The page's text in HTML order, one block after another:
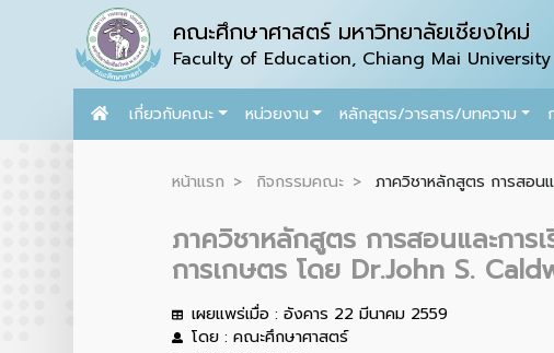
คณะศึกษาศาสตร์ มหาวิทยาลัยเชียงใหม่
Faculty of Education, Chiang Mai University
เกี่ยวกับคณะ หน่วยงาน หลักสูตร/วารสาร/บทความ
หน้าแรก กิจกรรมคณะ ภาควิชาหลักสูตร การสอน
ภาควิชาหลักสูตร การสอนและก
การเกษตร โดย Dr.John S.
เผยแพร่เมื่อ : อังคาร 22 มีนาคม 2559
โดย : คณะศึกษาศาสตร์